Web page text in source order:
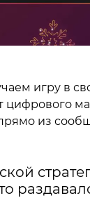
игру в
цифрового
из